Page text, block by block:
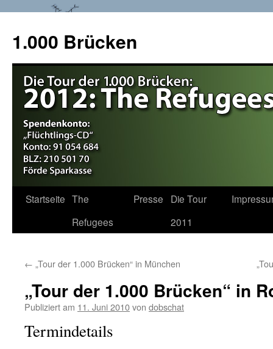
1.000 Brücken
Springe
Startseite The
Refugees
Presse
Die Tour
2011
← „Tour der 1.000 Brücken“ in München
„Tour der 1.000 Brücken“ in
Publiziert am 11. Juni 2010von dobschat
Termindetails